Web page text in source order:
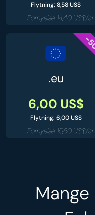
Flytning: 8,58 US$
Fornyelse: 14,40 US$/år
-
.eu
6,00 US$
Flytning: 6,00 US$
Fornyelse: 15,60 US$/år
Mange